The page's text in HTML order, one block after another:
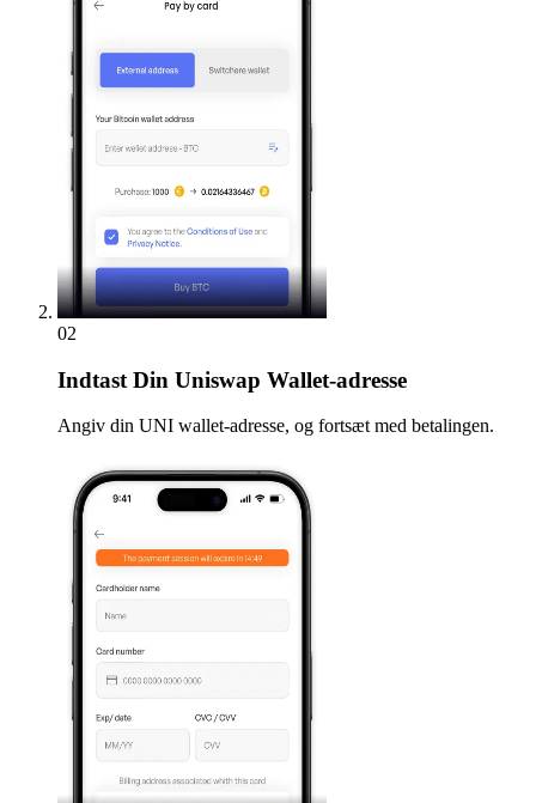
02
Indtast Din Uniswap Wallet-adresse
Angiv din UNI wallet-adresse, og fortsæt med betalingen.